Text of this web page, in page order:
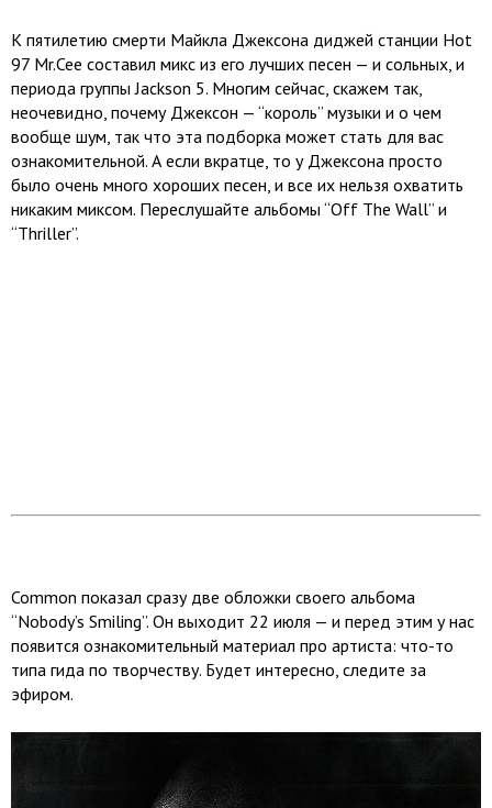
К пятилетию смерти Майкла Джексона диджей станции Hot
97 Mr.Cee составил микс из его лучших песен — и сольных, и
периода группы Jackson 5. Многим сейчас, скажем так,
неочевидно, почему Джексон — “король” музыки и о чем
вообще шум, так что эта подборка может стать для вас
ознакомительной. А если вкратце, то у Джексона просто
было очень много хороших песен, и все их нельзя охватить
никаким миксом. Переслушайте альбомы “Off The Wall” и
“Thriller”.
Common показал сразу две обложки своего альбома
“Nobody’s Smiling”. Он выходит 22 июля — и перед этим у нас
появится ознакомительный материал про артиста: что-то
типа гида по творчеству. Будет интересно, следите за
эфиром.